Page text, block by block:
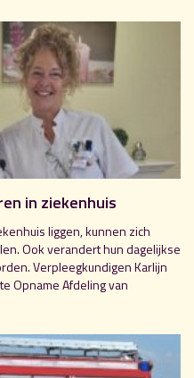
in ziekenhuis
liggen, kunnen zich
Ook verandert hun dagelijkse
Verpleegkundigen Karlijn
Opname Afdeling van